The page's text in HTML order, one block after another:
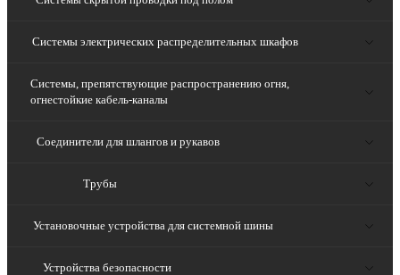
Системы электрических распределительных шкафов
Системы, препятствующие распространению огня,
огнестойкие кабель-каналы
Соединители для шлангов и рукавов
Трубы
Установочные устройства для системной шины
Устройства безопасности